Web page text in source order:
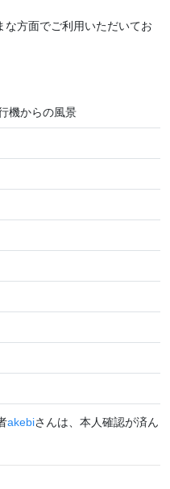
方面でご利用いただいてお
機からの風景
akebiさんは、本人確認が済ん